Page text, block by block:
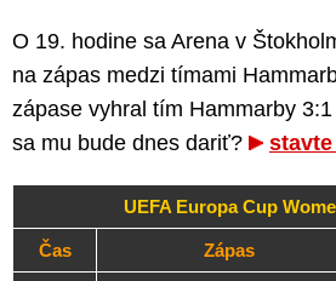
O 19. hodine sa Arena v
na zápas medzi tímami
zápase vyhral tím Hammarby
sa mu bude dnes dariť?
stavte
UEFA Europa Cup
Čas Zápas